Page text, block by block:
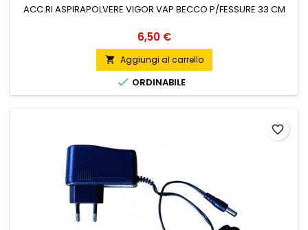
ACC.RI ASPIRAPOLVERE VIGOR VAP BECCO P/FESSURE 33 CM
Prezzo
6,50 €
 Aggiungi al carrello
 ORDINABILE
favorite_border